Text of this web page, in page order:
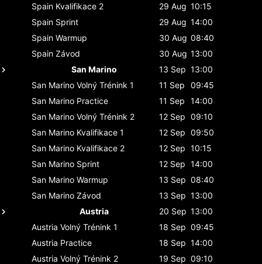
Spain Kvalifikace 2 29 Aug 10:15
Spain Sprint 29 Aug 14:00
Spain Warmup 30 Aug 08:40
Spain Závod 30 Aug 13:00
San Marino
13 Sep 13:00
San Marino Volný Trénink 1 11 Sep
09:45
San Marino Practice 11 Sep
14:00
San Marino Volný Trénink 2 12 Sep 09:10
San Marino Kvalifikace 1 12 Sep 09:50
San Marino Kvalifikace 2 12 Sep 10:15
San Marino Sprint 12 Sep 14:00
San Marino Warmup 13 Sep 08:40
San Marino Závod 13 Sep 13:00
Austria
20 Sep 13:00
Austria Volný Trénink 1 18 Sep 09:45
Austria Practice 18 Sep 14:00
Austria Volný Trénink 2 19 Sep 09:10